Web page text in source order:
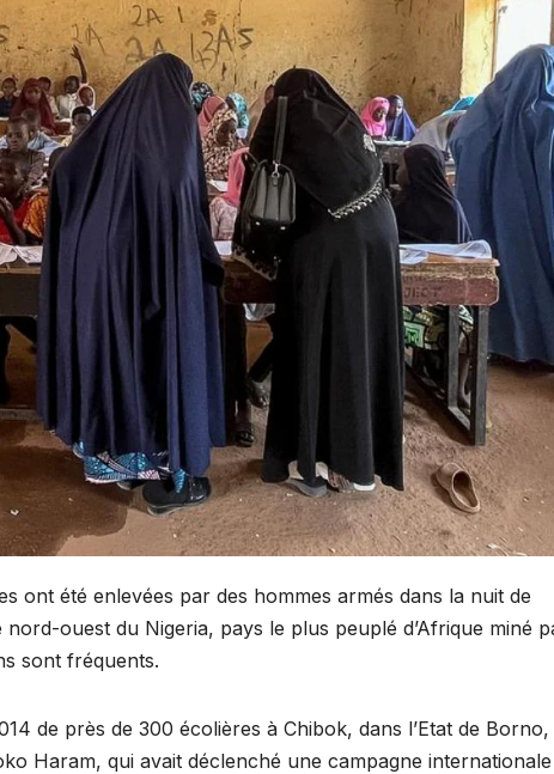
ont été enlevées par des hommes armés dans la nuit de
nord-ouest du Nigeria, pays le plus peuplé d’Afrique miné
sont fréquents.
de près de 300 écolières à Chibok, dans l’Etat de Borno,
Haram, qui avait déclenché une campagne internationale